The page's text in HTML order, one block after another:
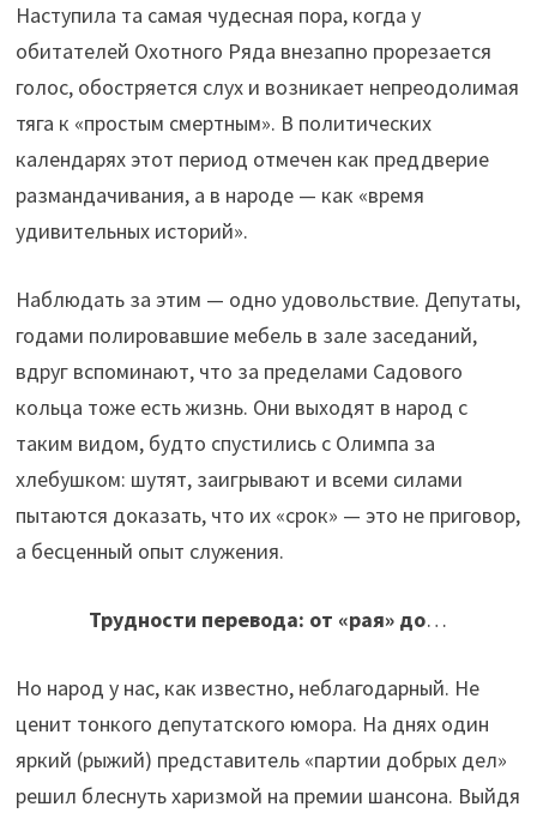
Наступила та самая чудесная пора, когда у
обитателей Охотного Ряда внезапно прорезается
голос, обостряется слух и возникает непреодолимая
тяга к «простым смертным». В политических
календарях этот период отмечен как преддверие
размандачивания, а в народе — как «время
удивительных историй».
Наблюдать за этим — одно удовольствие. Депутаты,
годами полировавшие мебель в зале заседаний,
вдруг вспоминают, что за пределами Садового
кольца тоже есть жизнь. Они выходят в народ с
таким видом, будто спустились с Олимпа за
хлебушком: шутят, заигрывают и всеми силами
пытаются доказать, что их «срок» — это не приговор,
а бесценный опыт служения.
Трудности перевода: от «рая» до…
Но народ у нас, как известно, неблагодарный. Не
ценит тонкого депутатского юмора. На днях один
яркий (рыжий) представитель «партии добрых дел»
решил блеснуть харизмой на премии шансона. Выйдя